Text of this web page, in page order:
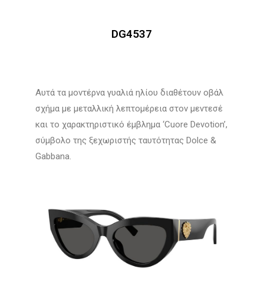
DG4537
Αυτά τα μοντέρνα γυαλιά ηλίου διαθέτουν οβάλ
σχήμα με μεταλλική λεπτομέρεια στον μεντεσέ
και το χαρακτηριστικό έμβλημα ‘Cuore Devotion’,
σύμβολο της ξεχωριστής ταυτότητας Dolce &
Gabbana.